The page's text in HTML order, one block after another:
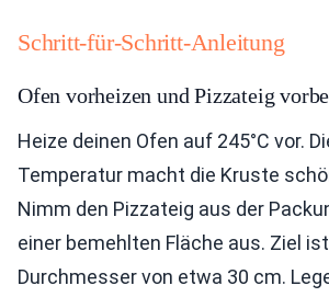
Schritt-für-Schritt-Anleitung
Ofen vorheizen und Pizzateig
Heize deinen Ofen auf 245°C vor.
Temperatur macht die Kruste
Nimm den Pizzateig aus der
einer bemehlten Fläche aus. Ziel
Durchmesser von etwa 30 cm.